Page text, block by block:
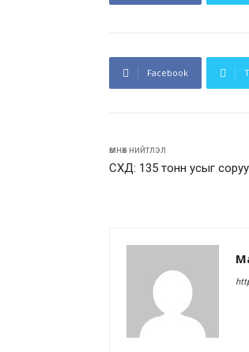
Facebook
өмнөх нийтлэл
СХД: 135 тонн усыг